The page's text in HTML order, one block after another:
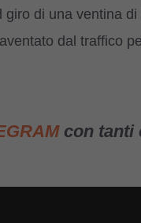
di una ventina
dal traffico
con tanti